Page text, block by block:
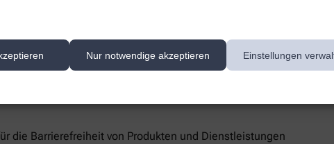
Nur notwendige akzeptieren Einstellungen
keine zufriedenstellenden Antworten erhalten,
unterstützt Sie dabei, ihre Rechte geltend zu machen. Sie
die Barrierefreiheit von Produkten und Dienstleistungen